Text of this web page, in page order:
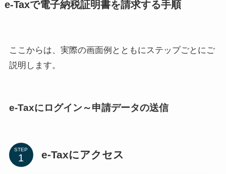
e-Taxで電子納税証明書を請求する手順
ここからは、実際の画面例とともにステップごとにご
説明します。
e-Taxにログイン～申請データの送信
STEP e-Taxにアクセス